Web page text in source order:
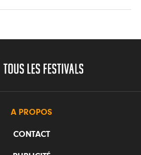
A PROPOS
CONTACT